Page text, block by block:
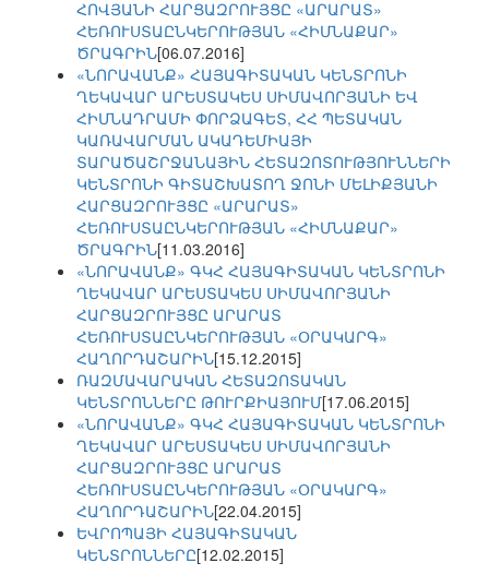
ՀՈՎՅԱՆԻ ՀԱՐՑԱԶՐՈՒՅՑԸ «ԱՐԱՐԱՏ»
ՀԵՌՈՒՍՏԱԸՆԿԵՐՈՒԹՅԱՆ «ՀԻՄՆԱՔԱՐ»
ԾՐԱԳՐԻՆ[06.07.2016]
«ՆՈՐԱՎԱՆՔ» ՀԱՅԱԳԻՏԱԿԱՆ ԿԵՆՏՐՈՆԻ
ՂԵԿԱՎԱՐ ԱՐԵՍՏԱԿԵՍ ՍԻՄԱՎՈՐՅԱՆԻ ԵՎ
ՀԻՄՆԱԴՐԱՄԻ ՓՈՐՁԱԳԵՏ, ՀՀ ՊԵՏԱԿԱՆ
ԿԱՌԱՎԱՐՄԱՆ ԱԿԱԴԵՄԻԱՅԻ
ՏԱՐԱԾԱՇՐՋԱՆԱՅԻՆ ՀԵՏԱԶՈՏՈՒԹՅՈՒՆՆԵՐԻ
ԿԵՆՏՐՈՆԻ ԳԻՏԱՇԽԱՏՈՂ ՋՈՆԻ ՄԵԼԻՔՅԱՆԻ
ՀԱՐՑԱԶՐՈՒՅՑԸ «ԱՐԱՐԱՏ»
ՀԵՌՈՒՍՏԱԸՆԿԵՐՈՒԹՅԱՆ «ՀԻՄՆԱՔԱՐ»
ԾՐԱԳՐԻՆ[11.03.2016]
«ՆՈՐԱՎԱՆՔ» ԳԿՀ ՀԱՅԱԳԻՏԱԿԱՆ ԿԵՆՏՐՈՆԻ
ՂԵԿԱՎԱՐ ԱՐԵՍՏԱԿԵՍ ՍԻՄԱՎՈՐՅԱՆԻ
ՀԱՐՑԱԶՐՈՒՅՑԸ ԱՐԱՐԱՏ
ՀԵՌՈՒՍՏԱԸՆԿԵՐՈՒԹՅԱՆ «ՕՐԱԿԱՐԳ»
ՀԱՂՈՐԴԱՇԱՐԻՆ[15.12.2015]
ՌԱԶՄԱՎԱՐԱԿԱՆ ՀԵՏԱԶՈՏԱԿԱՆ
ԿԵՆՏՐՈՆՆԵՐԸ ԹՈՒՐՔԻԱՅՈՒՄ[17.06.2015]
«ՆՈՐԱՎԱՆՔ» ԳԿՀ ՀԱՅԱԳԻՏԱԿԱՆ ԿԵՆՏՐՈՆԻ
ՂԵԿԱՎԱՐ ԱՐԵՍՏԱԿԵՍ ՍԻՄԱՎՈՐՅԱՆԻ
ՀԱՐՑԱԶՐՈՒՅՑԸ ԱՐԱՐԱՏ
ՀԵՌՈՒՍՏԱԸՆԿԵՐՈՒԹՅԱՆ «ՕՐԱԿԱՐԳ»
ՀԱՂՈՐԴԱՇԱՐԻՆ[22.04.2015]
ԵՎՐՈՊԱՅԻ ՀԱՅԱԳԻՏԱԿԱՆ
ԿԵՆՏՐՈՆՆԵՐԸ[12.02.2015]